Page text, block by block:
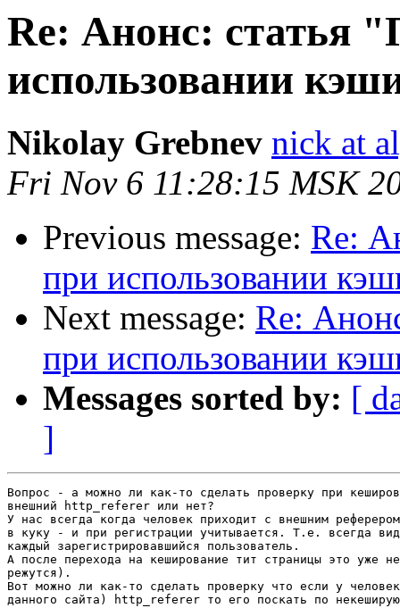
Re: Анонс: статья
использовании
Nikolay Grebnev nick at
Fri Nov 6 11:28:15 MSK
Previous message: Re:
при использовании
Next message: Re:
при использовании
Messages sorted by: [
]
Вопрос - а можно ли как-то сделать проверку при
внешний http_referer или нет?
У нас всегда когда человек приходит с внешним
в куку - и при регистрации учитывается. Т.е. всегда
каждый зарегистрировавшийся пользователь.
А после перехода на кеширование тит страницы это уже
режутся).
Вот можно ли как-то сделать проверку что если у
данного сайта) http_referer то его поскать по